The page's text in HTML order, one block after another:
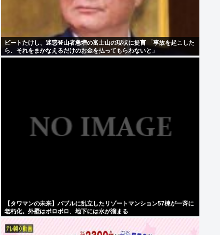
ビートたけし、迷惑登山者急増の富士山の現状に提言 「事故を起こした
ら、それをまかなえるだけのお金を払ってもらわないと」
【タワマンの未来】バブルに乱立したリゾートマンション57棟が一斉に
老朽化。外壁はボロボロ、地下には水が溜まる